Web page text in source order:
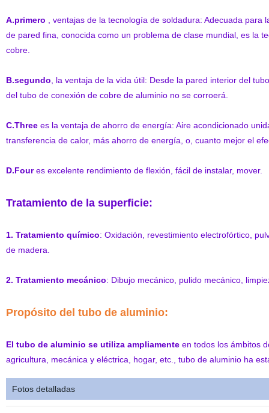
A.primero
, ventajas de la tecnología de soldadura: Adecuada
de pared fina, conocida como un problema de clase mundial, es la
cobre.
B.segundo , la ventaja de la vida útil: Desde la pared interior del
del tubo de conexión de cobre de aluminio no se corroerá.
C.Threees la ventaja de ahorro de energía: Aire acondicionado
transferencia de calor, más ahorro de energía, o, cuanto mejor el
D.Foures excelente rendimiento de flexión, fácil de instalar, mover.
Tratamiento de la superficie:
1. Tratamiento químico: Oxidación, revestimiento electrofórtico,
de madera.
2. Tratamiento mecánico: Dibujo mecánico, pulido mecánico,
Propósito del tubo de aluminio:
El tubo de aluminio se utiliza ampliamenteen todos los ámbitos
agricultura, mecánica y eléctrica, hogar, etc., tubo de aluminio ha
Fotos detalladas